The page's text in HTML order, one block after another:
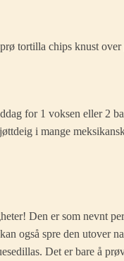
tortilla chips knust
for 1 voksen eller 2
i mange
Den er som nevnt
også spre den utover
Det er bare å